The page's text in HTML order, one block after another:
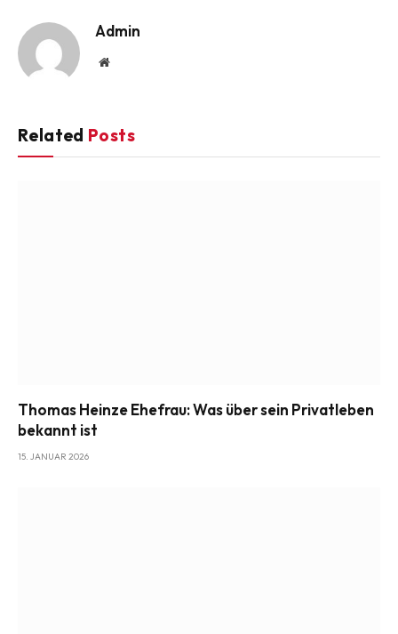
Admin
Website
Related Posts
Thomas Heinze Ehefrau: Was über sein Privatleben
bekannt ist
15. JANUAR 2026